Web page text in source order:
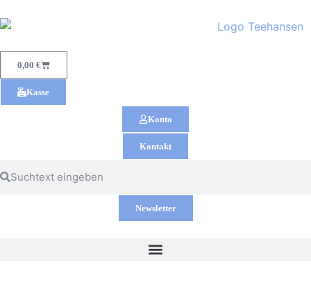
0,00 €
Kasse
Konto
Kontakt
Newsletter